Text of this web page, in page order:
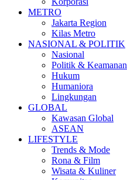
METRO
Jakarta Region
Kilas Metro
NASIONAL & POLITIK
Nasional
Politik & Keamanan
Hukum
Humaniora
Lingkungan
GLOBAL
Kawasan Global
ASEAN
LIFESTYLE
Trends & Mode
Rona & Film
Wisata & Kuliner